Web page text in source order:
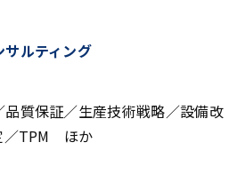
ルティング
質保証／生産技術戦略／設備改
／TPM ほか